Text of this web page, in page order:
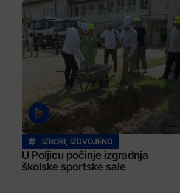
IZBORI, IZDVOJENO
U Poljicu počinje izgradnja
školske sportske sale